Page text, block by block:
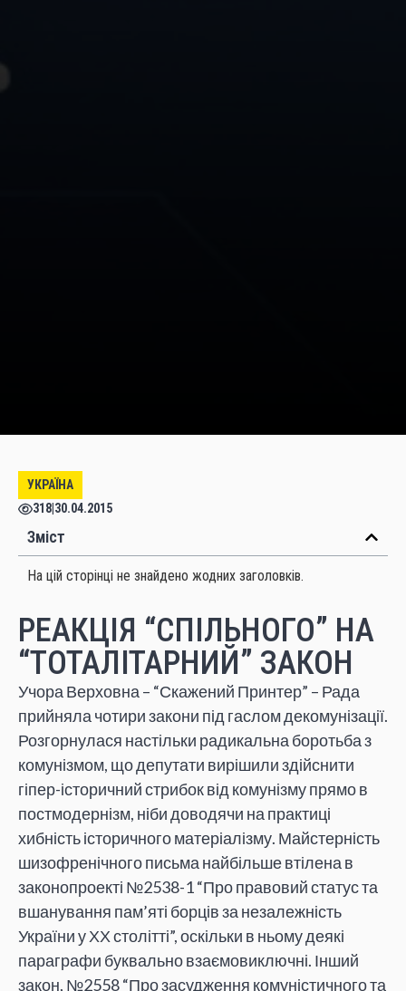
УКРАЇНА
318 30.04.2015
Зміст
На цій сторінці не знайдено жодних заголовків.
РЕАКЦІЯ “СПІЛЬНОГО” НА
“ТОТАЛІТАРНИЙ” ЗАКОН
Учора Верховна – “Скажений Принтер” – Рада
прийняла чотири закони під гаслом декомунізації.
Розгорнулася настільки радикальна боротьба з
комунізмом, що депутати вирішили здійснити
гіпер-історичний стрибок від комунізму прямо в
постмодернізм, ніби доводячи на практиці
хибність історичного матеріалізму. Майстерність
шизофренічного письма найбільше втілена в
законопроекті №2538-1 “Про правовий статус та
вшанування пам’яті борців за незалежність
України у ХХ столітті”, оскільки в ньому деякі
параграфи буквально взаємовиключні. Інший
закон, №2558 “Про засудження комуністичного та